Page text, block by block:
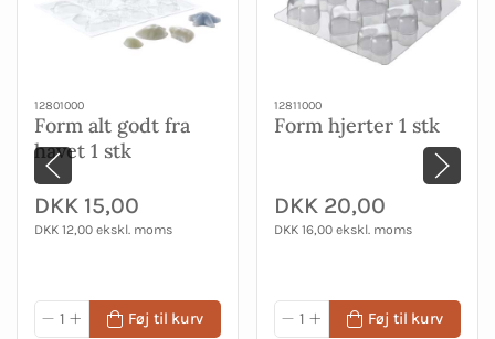
12801000
Form alt godt fra
havet 1 stk
DKK 15,00
DKK 12,00 ekskl. moms
Føj til kurv
12811000
Form hjerter 1 stk
DKK 20,00
DKK 16,00 ekskl. moms
Føj til kurv